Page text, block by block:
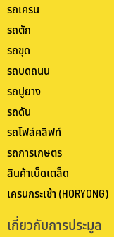
รถเครน
รถตัก
รถขุด
รถบดถนน
รถปูยาง
รถดัน
รถโฟล์คลิฟท์
รถการเกษตร
สินค้าเบ็ดเตล็ด
เครนกระเช้า (HORYONG)
เกี่ยวกับการประมูล